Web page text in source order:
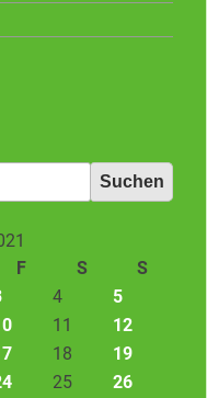
F S
S
4
5
11
12
18
19
25
26